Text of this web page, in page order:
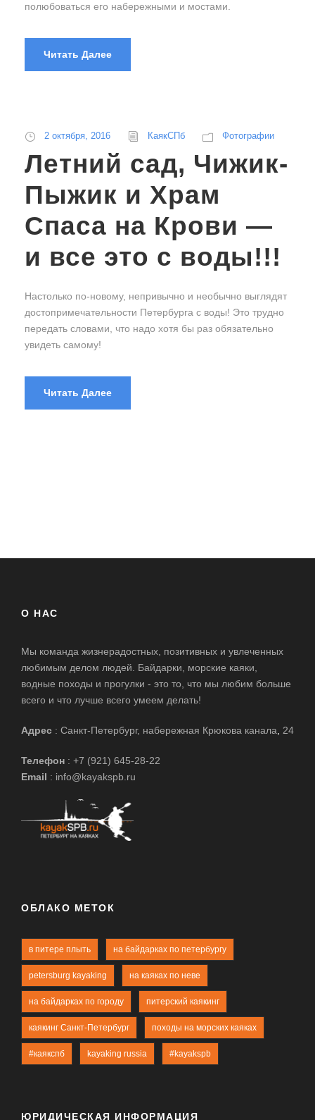
полюбоваться его набережными и мостами.
Читать Далее
2 октября, 2016 КаякСПб Фотографии
Летний сад, Чижик-
Пыжик и Храм
Спаса на Крови —
и все это с воды!!!
Настолько по-новому, непривычно и необычно выглядят
достопримечательности Петербурга с воды! Это трудно
передать словами, что надо хотя бы раз обязательно
увидеть самому!
Читать Далее
О НАС
Мы команда жизнерадостных, позитивных и увлеченных
любимым делом людей. Байдарки, морские каяки,
водные походы и прогулки - это то, что мы любим больше
всего и что лучше всего умеем делать!
Адрес : Санкт-Петербург, набережная Крюкова канала 24
Телефон : +7 (921) 645-28-22
Email : info@kayakspb.ru
ОБЛАКО МЕТОК
в питере плыть на байдарках по петербургу
petersburg kayaking на каяках по неве
на байдарках по городу питерский каякинг
каякинг Санкт-Петербург походы на морских каяках
#каякспб kayaking russia #kayakspb
ЮРИДИЧЕСКАЯ ИНФОРМАЦИЯ